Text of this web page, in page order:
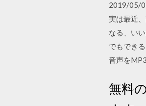
2019/05/
実は最近
なる、い
でもでき
音声を
無料